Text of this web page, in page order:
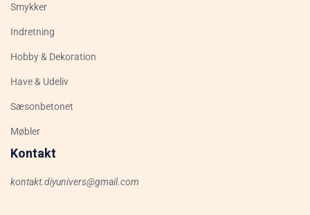
Smykker
Indretning
Hobby & Dekoration
Have & Udeliv
Sæsonbetonet
Møbler
Kontakt
kontakt.diyunivers@gmail.com